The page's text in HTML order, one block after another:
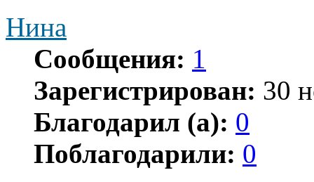
Нина
Сообщения: 1
Зарегистрирован: 30
Благодарил (а): 0
Поблагодарили: 0